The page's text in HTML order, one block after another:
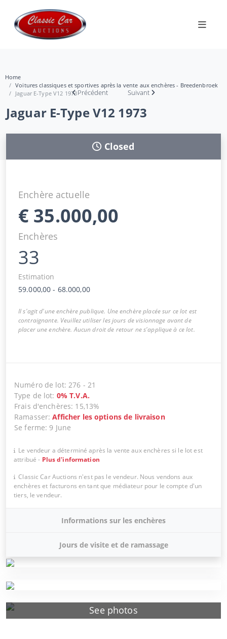
Home
Voitures classiques et sportives après la vente aux enchères - Breedenbroek
Jaguar E-Type V12 1973Précédent Suivant
Jaguar E-Type V12 1973
See photos
Closed
Enchère actuelle
€ 35.000,00
Enchères
33
Estimation
59.000,00 - 68.000,00
Il s'agit d'une enchère publique. Une enchère placée sur ce lot est
contraignante. Veuillez utiliser les jours de visionnage avant de
placer une enchère. Aucun droit de retour ne s'applique à ce lot.
Numéro de lot:276 - 21
Type de lot: 0% T.V.A.
Frais d'enchères: 15,13%
Ramasser:Afficher les options de livraison
Se ferme: 9 June
Le vendeur a déterminé après la vente aux enchères si le lot est
attribué - Plus d'information
Classic Car Auctions n'est pas le vendeur. Nous vendons aux
enchères et facturons en tant que médiateur pour le compte d'un
tiers, le vendeur.
Informations sur les enchères
Jours de visite et de ramassage